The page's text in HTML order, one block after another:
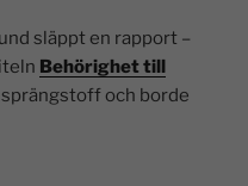
släppt en rapport –
Behörighet till
och borde